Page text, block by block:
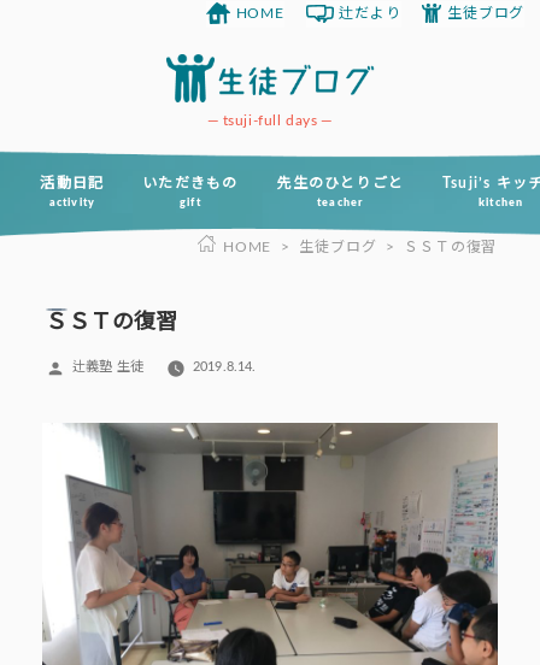
ツ
tsuji-full days
活動日記
activity
いただきもの
gift
先生のひとりごと
teacher
Tsuji’s キッ
kitchen
HOME 辻だより 生徒ブログ
HOME > 生徒ブログ > ＳＳＴの復習
ＳＳＴの復習
投
辻義塾 生徒 2019.8.14.